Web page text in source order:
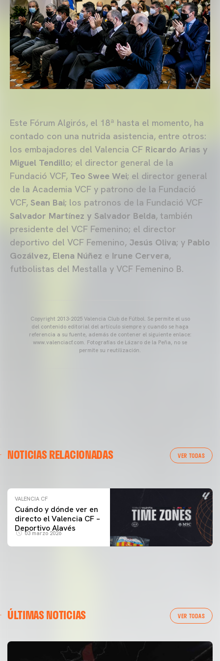
Este Fórum Algirós, el 18ª hasta el momento, ha
contado con una nutrida asistencia, entre otros:
los embajadores del Valencia CF Ricardo Arias y
Miguel Tendillo; el director general de la
Fundació VCF, Teo Swee Wei; el director general
de la Academia VCF y patrono de la Fundació
VCF, Sean Bai; los patronos de la Fundació VCF
Salvador Martínez y Salvador Belda, también
presidente del VCF Femenino; el director
deportivo del VCF Femenino, Jesús Oliva; y Pablo
Gozálvez, Elena Núñez e Irune Cervera,
futbolistas del Mestalla y VCF Femenino B.
Copyright 2013-2025 Valencia Club de Fútbol. Se permite el uso
del contenido editorial del artículo siempre y cuando se haga
referencia a su fuente, además de contener el siguiente enlace:
www.valenciacf.com. Fotografías de Lázaro de la Peña, no se
permite su reutilización.
NOTICIAS RELACIONADAS VER TODAS
ENTRENAMIENTO DEL VALENCIA CF 04/03/26
VALENCIA CF
Cuándo y dónde ver en
directo el Valencia CF –
Deportivo Alavés
03 marzo 2026
ÚLTIMAS NOTICIAS VER TODAS